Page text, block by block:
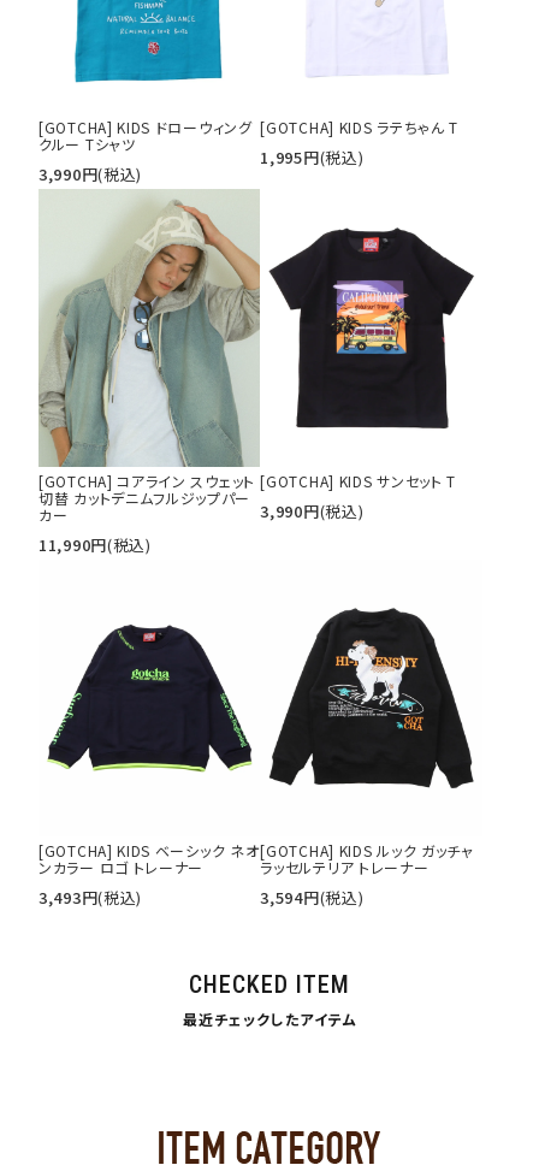
[GOTCHA] KIDS ドローウィング
クルー Tシャツ
3,990円(税込)
[GOTCHA] KIDS ラテちゃん T
1,995円(税込)
[GOTCHA] コアライン スウェット
切替 カットデニムフルジップパー
カー
11,990円(税込)
[GOTCHA] KIDS サンセット T
3,990円(税込)
[GOTCHA] KIDS ベーシック ネオ
ンカラー ロゴ トレーナー
3,493円(税込)
[GOTCHA] KIDS ルック ガッチャ
ラッセルテリア トレーナー
3,594円(税込)
CHECKED ITEM
最近チェックしたアイテム